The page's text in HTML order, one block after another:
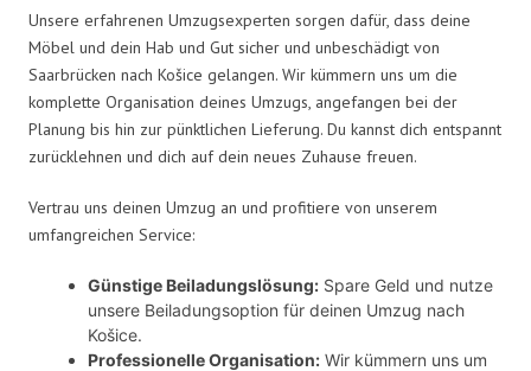
Unsere erfahrenen Umzugsexperten sorgen dafür, dass deine
Möbel und dein Hab und Gut sicher und unbeschädigt von
Saarbrücken nach Košice gelangen. Wir kümmern uns um die
komplette Organisation deines Umzugs, angefangen bei der
Planung bis hin zur pünktlichen Lieferung. Du kannst dich entspannt
zurücklehnen und dich auf dein neues Zuhause freuen.
Vertrau uns deinen Umzug an und profitiere von unserem
umfangreichen Service:
Günstige Beiladungslösung: Spare Geld und nutze
unsere Beiladungsoption für deinen Umzug nach
Košice.
Professionelle Organisation: Wir kümmern uns um